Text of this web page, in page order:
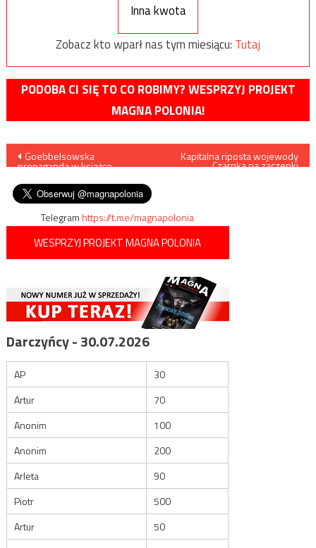
Inna kwota
Zobacz kto wparł nas tym miesiącu: Tutaj
PODOBA CI SIĘ TO CO ROBIMY? WESPRZYJ PROJEKT
MAGNA POLONIA!
Nawigacja
wpisu
Goebbelsowska
propaganda w książce
Kapitalna riposta wojewody
Czarnka na zaczepki
Telegramhttps://t.me/magnapolonia
WESPRZYJ PROJEKT MAGNA POLONIA
Darczyńcy - 30.07.2026
AP
30
Artur
70
Anonim
100
Anonim
200
Arleta
90
Piotr
500
Artur
50